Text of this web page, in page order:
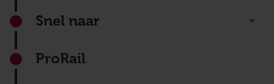
Footer
Snel naar
ProRail